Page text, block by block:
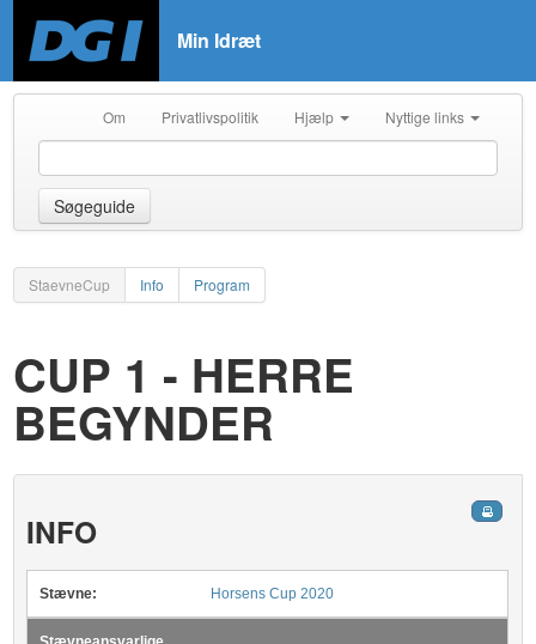
Min Idræt
Om Privatlivspolitik Hjælp Nyttige links
Søgeguide
StaevneCup Info Program
CUP 1 - HERRE
BEGYNDER
INFO
Stævne: Horsens Cup 2020